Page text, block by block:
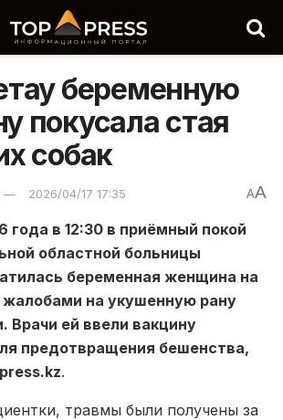
беременную
покусала стая
собак
2026/04/17 17:35 AA
года в 12:30 в приёмный покой
областной больницы
беременная женщина на
жалобами на укушенную рану
Врачи ей ввели вакцину
предотвращения бешенства,
.
травмы были получены за